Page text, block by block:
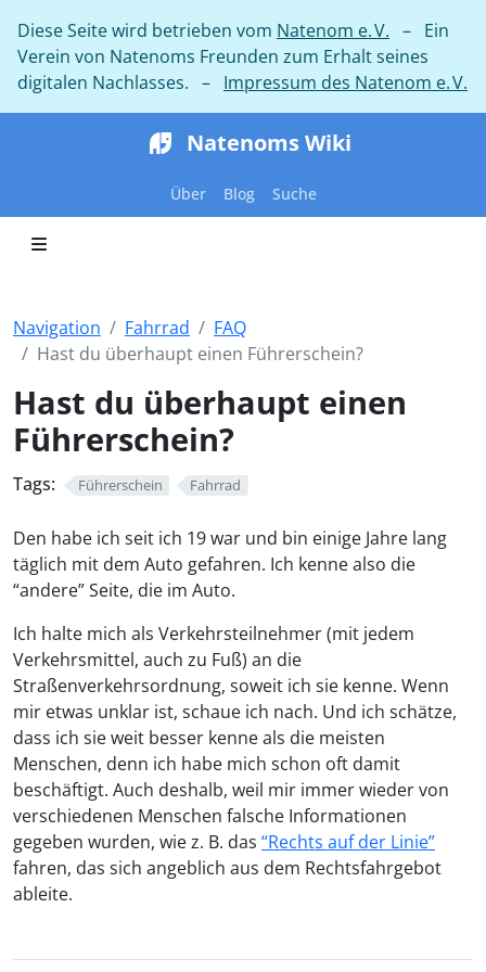
Diese Seite wird betrieben vom Natenom e. V. – Ein
Verein von Natenoms Freunden zum Erhalt seines
digitalen Nachlasses. – Impressum des Natenom e. V.
Natenoms Wiki
Über Blog Suche
Navigation Fahrrad
FAQ
Hast du überhaupt einen Führerschein?
Hast du überhaupt einen
Führerschein?
Tags: Führerschein Fahrrad
Den habe ich seit ich 19 war und bin einige Jahre lang
täglich mit dem Auto gefahren. Ich kenne also die
“andere” Seite, die im Auto.
Ich halte mich als Verkehrsteilnehmer (mit jedem
Verkehrsmittel, auch zu Fuß) an die
Straßenverkehrsordnung, soweit ich sie kenne. Wenn
mir etwas unklar ist, schaue ich nach. Und ich schätze,
dass ich sie weit besser kenne als die meisten
Menschen, denn ich habe mich schon oft damit
beschäftigt. Auch deshalb, weil mir immer wieder von
verschiedenen Menschen falsche Informationen
gegeben wurden, wie z. B. das “Rechts auf der Linie”
fahren, das sich angeblich aus dem Rechtsfahrgebot
ableite.